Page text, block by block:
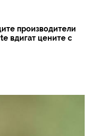
производители
вдигат цените с